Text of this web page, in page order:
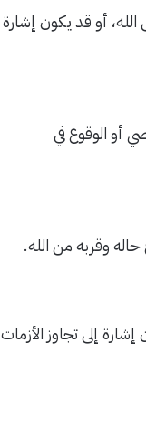
أو قد يكون إشارة
أو الوقوع في
وقربه من الله.
إلى تجاوز الأزمات